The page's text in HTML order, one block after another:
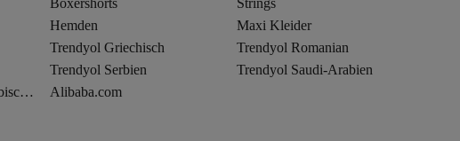
Hemden
Maxi Kleider
Trendyol Griechisch
Trendyol Romanian
Trendyol Serbien
Trendyol Saudi-Arabien
Trendyol Vereinigte Arabische Emirate
Alibaba.com